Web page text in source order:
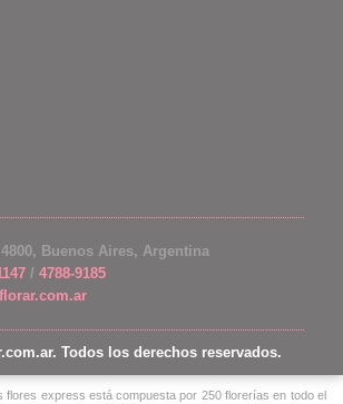
Buenos Aires, Argentina
/ 4788-9185
Todos los derechos reservados.
flores express está compuesta por 250 florerías en todo el